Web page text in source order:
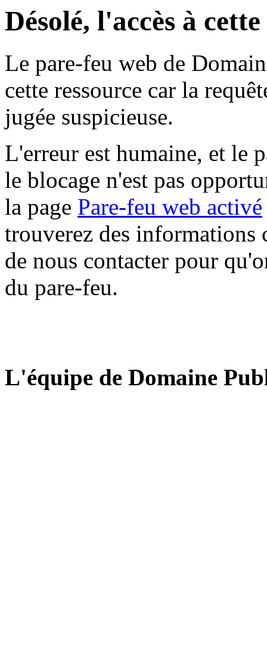
Désolé, l'accès à
Le pare-feu web de
cette ressource car la
jugée suspicieuse.
L'erreur est humaine, et le
le blocage n'est pas
la page Pare-feu web activé
trouverez des informations
de nous contacter pour
du pare-feu.
L'équipe de Domaine